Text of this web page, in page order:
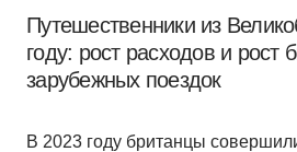
Путешественники из
году: рост расходов и рост
зарубежных поездок
В 2023 году британцы